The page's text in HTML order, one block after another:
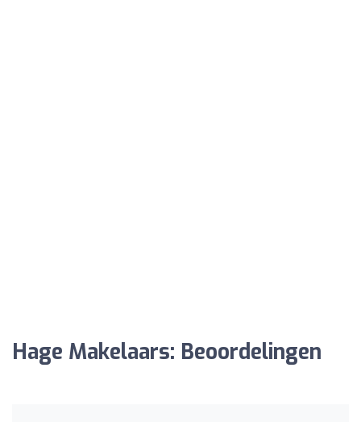
Hage Makelaars: Beoordelingen